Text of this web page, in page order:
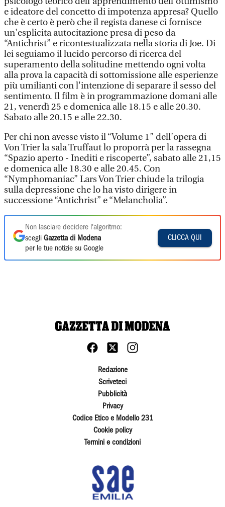
e ideatore del concetto di impotenza appresa? Quello
che è certo è però che il regista danese ci fornisce
un'esplicita autocitazione presa di peso da
“Antichrist” e ricontestualizzata nella storia di Joe. Di
lei seguiamo il lucido percorso di ricerca del
superamento della solitudine mettendo ogni volta
alla prova la capacità di sottomissione alle esperienze
più umilianti con l'intenzione di separare il sesso del
sentimento. Il film è in programmazione domani alle
21, venerdì 25 e domenica alle 18.15 e alle 20.30.
Sabato alle 20.15 e alle 22.30.
Per chi non avesse visto il “Volume 1” dell’opera di
Von Trier la sala Truffaut lo proporrà per la rassegna
“Spazio aperto - Inediti e riscoperte”, sabato alle 21,15
e domenica alle 18.30 e alle 20.45. Con
“Nymphomaniac” Lars Von Trier chiude la trilogia
sulla depressione che lo ha visto dirigere in
successione “Antichrist” e “Melancholia”.
Non lasciare decidere l'algoritmo:
scegli Gazzetta di Modena
per le tue notizie su Google
CLICCA QUI
Redazione
Scriveteci
Pubblicità
Privacy
Codice Etico e Modello 231
Cookie policy
Termini e condizioni